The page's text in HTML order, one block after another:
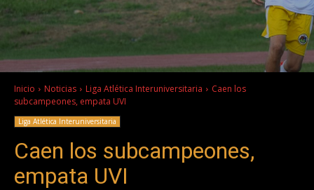
Inicio Noticias Liga Atlética Interuniversitaria
Caen los
subcampeones, empata UVI
Liga Atlética Interuniversitaria
Caen los subcampeones,
empata UVI